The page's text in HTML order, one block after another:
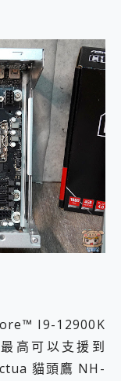
I9-12900K
高可以支援到
貓頭鷹 NH-